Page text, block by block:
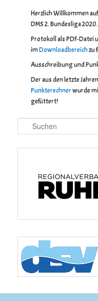
Herzlich Willkommen
DMS 2. Bundesliga 2020.
Protokoll als PDF-Datei
imDownloadbereichzu
Ausschreibung und
Der aus den letzte
Punkterechnerwurde
gefüttert!
Suchen